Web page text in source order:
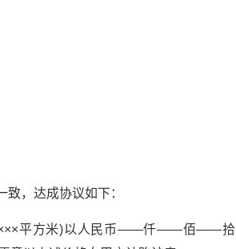
，达成协议如下：
××××平方米)以人民币——仟——佰——拾